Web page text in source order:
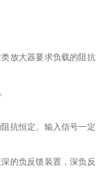
放大器要求负载的阻抗
抗恒定。输入信号一定
的负反馈装置，深负反